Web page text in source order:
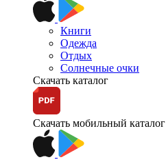
Книги
Одежда
Отдых
Солнечные очки
Скачать каталог
Скачать мобильный каталог